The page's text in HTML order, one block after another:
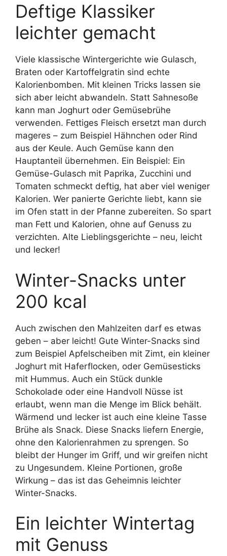
Deftige Klassiker
leichter gemacht
Viele klassische Wintergerichte wie Gulasch,
Braten oder Kartoffelgratin sind echte
Kalorienbomben. Mit kleinen Tricks lassen sie
sich aber leicht abwandeln. Statt Sahnesoße
kann man Joghurt oder Gemüsebrühe
verwenden. Fettiges Fleisch ersetzt man durch
mageres – zum Beispiel Hähnchen oder Rind
aus der Keule. Auch Gemüse kann den
Hauptanteil übernehmen. Ein Beispiel: Ein
Gemüse-Gulasch mit Paprika, Zucchini und
Tomaten schmeckt deftig, hat aber viel weniger
Kalorien. Wer panierte Gerichte liebt, kann sie
im Ofen statt in der Pfanne zubereiten. So spart
man Fett und Kalorien, ohne auf Genuss zu
verzichten. Alte Lieblingsgerichte – neu, leicht
und lecker!
Winter-Snacks unter
200 kcal
Auch zwischen den Mahlzeiten darf es etwas
geben – aber leicht! Gute Winter-Snacks sind
zum Beispiel Apfelscheiben mit Zimt, ein kleiner
Joghurt mit Haferflocken, oder Gemüsesticks
mit Hummus. Auch ein Stück dunkle
Schokolade oder eine Handvoll Nüsse ist
erlaubt, wenn man die Menge im Blick behält.
Wärmend und lecker ist auch eine kleine Tasse
Brühe als Snack. Diese Snacks liefern Energie,
ohne den Kalorienrahmen zu sprengen. So
bleibt der Hunger im Griff, und wir greifen nicht
zu Ungesundem. Kleine Portionen, große
Wirkung – das ist das Geheimnis leichter
Winter-Snacks.
Ein leichter Wintertag
mit Genuss